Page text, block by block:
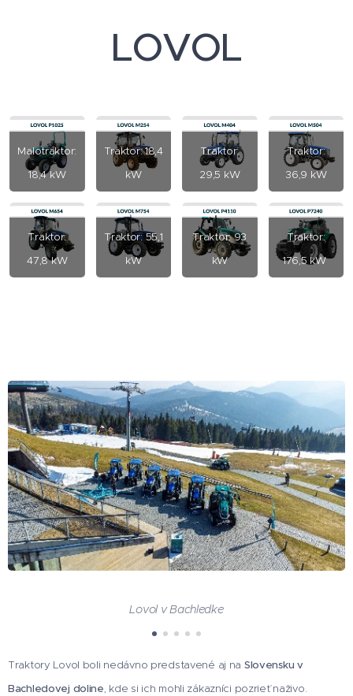
LOVOL
Malotraktor:
18,4 kW
Traktor: 18,4
kW
Traktor:
29,5 kW
Traktor:
36,9 kW
Traktor:
47,8 kW
Traktor: 55,1
kW
Traktor: 93
kW
Traktor:
176,5 kW
Lovol v Bachledke
Traktory Lovol boli nedávno predstavené aj na Slovensku v
Bachledovej doline, kde si ich mohli zákazníci pozrieť naživo.